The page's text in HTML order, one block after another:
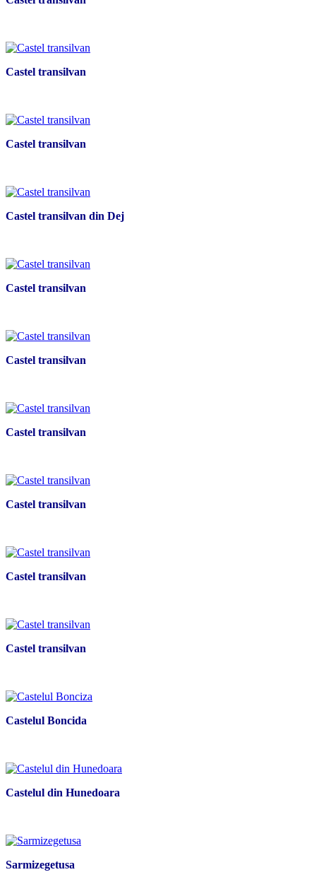
Castel transilvan
Castel transilvan
Castel transilvan din Dej
Castel transilvan
Castel transilvan
Castel transilvan
Castel transilvan
Castel transilvan
Castel transilvan
Castelul Boncida
Castelul din Hunedoara
Sarmizegetusa